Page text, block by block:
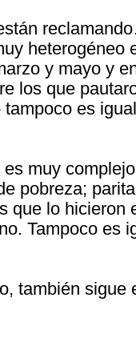
heterogéneo
y mayo y
los que
es
muy
pobreza;
que lo hicieron
Tampoco es
también sigue